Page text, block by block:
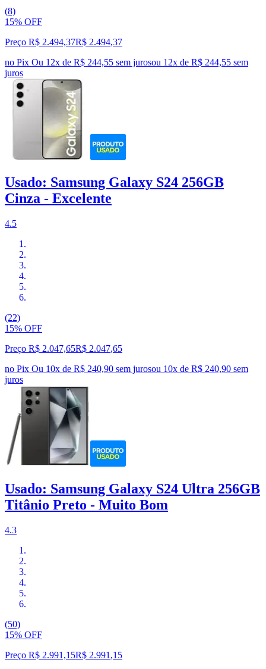
(8)
15% OFF
Preço R$ 2.494,37R$ 2.494,37
no Pix Ou 12x de R$ 244,55 sem jurosou 12x de R$ 244,55 sem
juros
Usado: Samsung Galaxy S24 256GB
Cinza - Excelente
4.5
(22)
15% OFF
Preço R$ 2.047,65R$ 2.047,65
no Pix Ou 10x de R$ 240,90 sem jurosou 10x de R$ 240,90 sem
juros
Usado: Samsung Galaxy S24 Ultra 256GB
Titânio Preto - Muito Bom
4.3
(50)
15% OFF
Preço R$ 2.991,15R$ 2.991 ,15